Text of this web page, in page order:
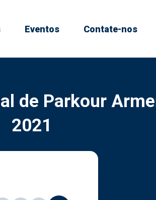
Eventos Contate-nos
de Parkour
2021